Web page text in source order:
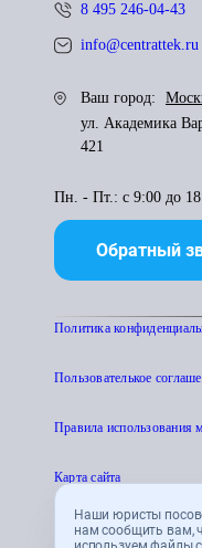
Наши юристы
нам сообщить вам,
8 495 246-04-43
info@centrattek.ru
Ваш город:
ул. Академика
421
Пн. - Пт.: с 9:00 до
Обратный
Политика
Пользователькое
Правила использования
Карта сайта
© 1995 - 2026